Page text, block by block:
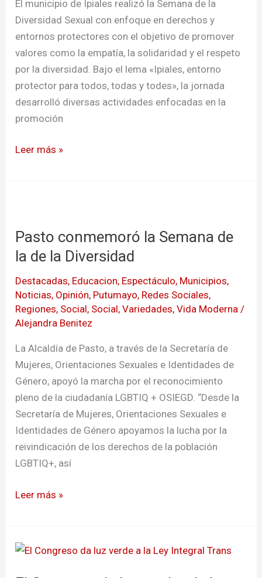
El municipio de Ipiales realizó la Semana de la
Diversidad Sexual con enfoque en derechos y
entornos protectores con el objetivo de promover
valores como la empatía, la solidaridad y el respeto
por la diversidad. Bajo el lema «Ipiales, entorno
protector para todos, todas y todes», la jornada
desarrolló diversas actividades enfocadas en la
promoción
Leer más »
Pasto conmemoró la Semana de
la de la Diversidad
Destacadas, Educacion, Espectáculo, Municipios,
Noticias, Opinión, Putumayo, Redes Sociales,
Regiones, Social, Social,Variedades,Vida Moderna /
Alejandra Benitez
La Alcaldía de Pasto, a través de la Secretaría de
Mujeres, Orientaciones Sexuales e Identidades de
Género, apoyó la marcha por el reconocimiento
pleno de la ciudadanía LGBTIQ + OSIEGD. “Desde la
Secretaría de Mujeres, Orientaciones Sexuales e
Identidades de Género apoyamos la lucha por la
reivindicación de los derechos de la población
LGBTIQ+, así
la
Semana
la
de
la
Leer más »
El